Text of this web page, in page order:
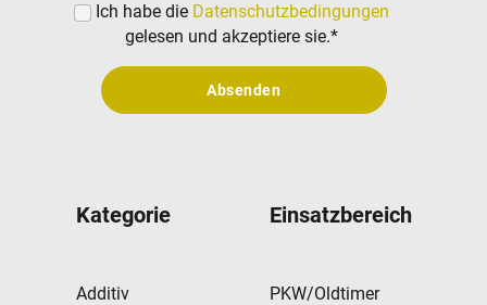
Kategorie
Additiv
Einsatzbereich
PKW/Oldtimer
Ich habe die Datenschutzbedingungen
gelesen und akzeptiere sie.*
Absenden